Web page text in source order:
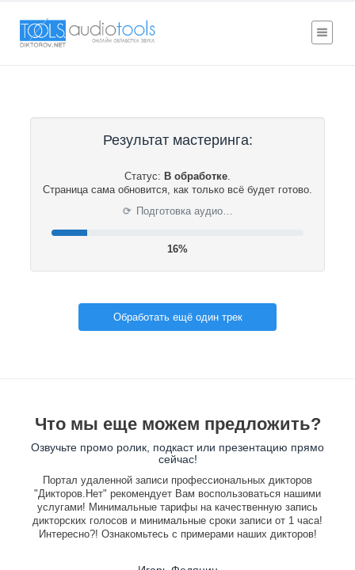
Результат мастеринга:
Статус: В обработке.
Страница сама обновится, как только всё будет готово.
⟳ Подготовка аудио…
16%
Обработать ещё один трек
Что мы еще можем предложить?
Озвучьте промо ролик, подкаст или презентацию прямо
сейчас!
Портал удаленной записи профессиональных дикторов
"Дикторов.Нет" рекомендует Вам воспользоваться нашими
услугами! Минимальные тарифы на качественную запись
дикторских голосов и минимальные сроки записи от 1 часа!
Интересно?! Ознакомьтесь с примерами наших дикторов!